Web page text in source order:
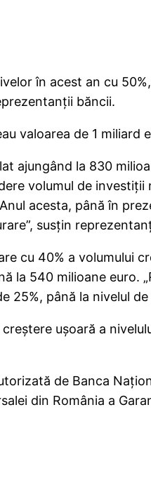
în acest an cu
băncii.
valoarea de 1 miliard
ajungând la 830
volumul de
acesta, până în
susţin
cu 40% a volumului
la 540 milioane euro.
25%, până la nivelul
uşoară a
de Banca
din România a